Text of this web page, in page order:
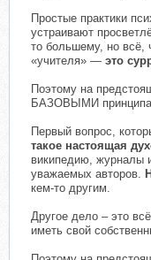
Простые практики
устраивают
то большему, но всё,
«учителя» — это
Поэтому на
БАЗОВЫМИ
Первый вопрос,
такое настоящая
википедию, журналы
уважаемых авторов.
кем-то другим.
Другое дело – это
иметь свой